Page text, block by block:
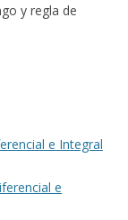
y regla de
e Integral
e